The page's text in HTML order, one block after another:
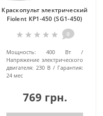
Краскопульт электрический
Fiolent КР1-450 (SG1-450)
0
Мощность:
400 Вт
Напряжение электрического
двигателя: 230 В
Гарантия:
24 мес
769 грн.